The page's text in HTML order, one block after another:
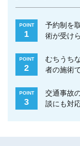
POINT
1
予約制を
術が受け
POINT
2
むちうち
者の施術
POINT
3
交通事故
談にも対